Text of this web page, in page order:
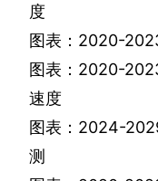
度
图表： 2020-
图表： 2020-
速度
图表： 2024-
测